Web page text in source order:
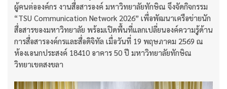
ผู้คนต่อองค์กร งานสื่อสารองค์ มหาวิทยาลัยทักษิณ จึงจัดกิจกรรม
“TSU Communication Network 2026” เพื่อพัฒนาเครือข่ายนัก
สื่อสารของมหาวิทยาลัย พร้อมเปิดพื้นที่แลกเปลี่ยนองค์ความรู้ด้าน
การสื่อสารองค์กรและสื่อดิจิทัล เมื่อวันที่ 19 พฤษภาคม 2569 ณ
ห้องเอนกประสงค์ 18410 อาคาร 50 ปี มหาวิทยาลัยทักษิณ
วิทยาเขตสงขลา